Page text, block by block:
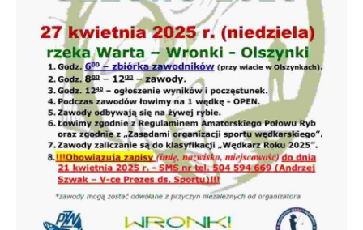
pojawić się na stronach podmiotów trzecich
lub firm będących naszymi partnerami oraz
innych dostawców usług. Firmy te działają w
charakterze pośredników prezentujących nasze
treści w postaci wiadomości, ofert,
komunikatów mediów społecznościowych.